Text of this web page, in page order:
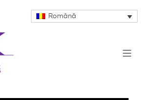
Română